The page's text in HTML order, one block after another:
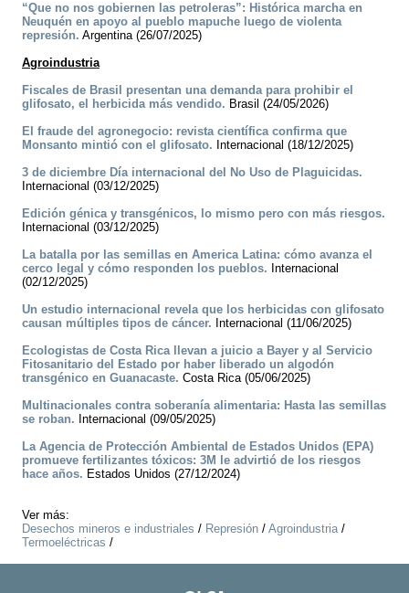
“Que no nos gobiernen las petroleras”: Histórica marcha en
Neuquén en apoyo al pueblo mapuche luego de violenta
represión. Argentina (26/07/2025)
Agroindustria
Fiscales de Brasil presentan una demanda para prohibir el
glifosato, el herbicida más vendido. Brasil (24/05/2026)
El fraude del agronegocio: revista científica confirma que
Monsanto mintió con el glifosato. Internacional (18/12/2025)
3 de diciembre Día internacional del No Uso de Plaguicidas.
Internacional (03/12/2025)
Edición génica y transgénicos, lo mismo pero con más riesgos.
Internacional (03/12/2025)
La batalla por las semillas en America Latina: cómo avanza el
cerco legal y cómo responden los pueblos. Internacional
(02/12/2025)
Un estudio internacional revela que los herbicidas con glifosato
causan múltiples tipos de cáncer. Internacional (11/06/2025)
Ecologistas de Costa Rica llevan a juicio a Bayer y al Servicio
Fitosanitario del Estado por haber liberado un algodón
transgénico en Guanacaste. Costa Rica (05/06/2025)
Multinacionales contra soberanía alimentaria: Hasta las semillas
se roban. Internacional (09/05/2025)
La Agencia de Protección Ambiental de Estados Unidos (EPA)
promueve fertilizantes tóxicos: 3M le advirtió de los riesgos
hace años. Estados Unidos (27/12/2024)
Ver más:
Desechos mineros e industriales / Represión / Agroindustria/
Termoeléctricas /